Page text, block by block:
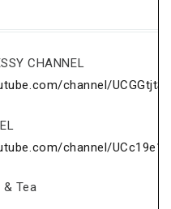
CHANNEL
channel/
channel/
& Tea